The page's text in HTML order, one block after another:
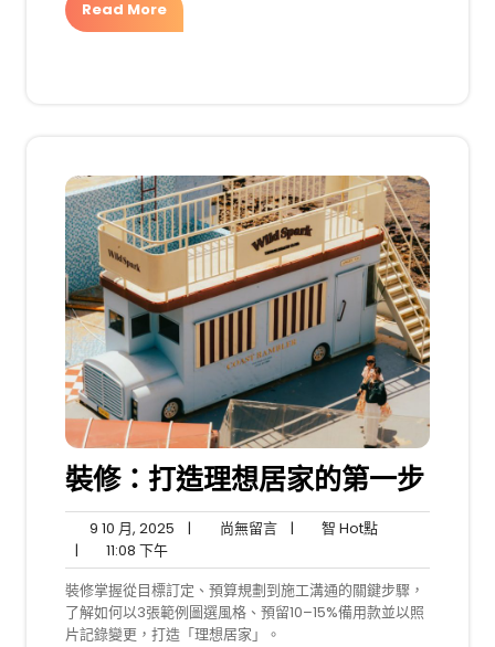
Read More
裝修：打造理想居家的第一步
9 10 月, 2025
月,
2025
| 尚無留言尚
留
言
| 智 Hot點智
點
| 11:08 下午11:08
下
午
裝修掌握從目標訂定、預算規劃到施工溝通的關鍵步驟，
了解如何以3張範例圖選風格、預留10–15%備用款並以照
片記錄變更，打造「理想居家」。